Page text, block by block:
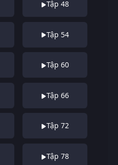
Tập 48
Tập 54
Tập 60
Tập 66
Tập 72
Tập 78